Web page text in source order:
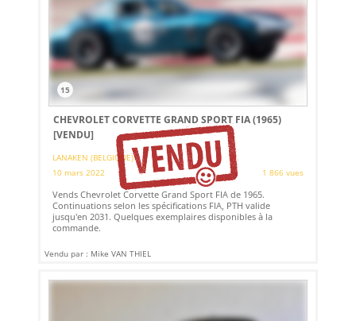
15
CHEVROLET CORVETTE GRAND SPORT FIA (1965)
[VENDU]
LANAKEN (BELGIQUE)
10 mars 2022
1 866 vues
Vends Chevrolet Corvette Grand Sport FIA de 1965.
Continuations selon les spécifications FIA, PTH valide
jusqu'en 2031. Quelques exemplaires disponibles à la
commande.
Vendu par : Mike VAN THIEL